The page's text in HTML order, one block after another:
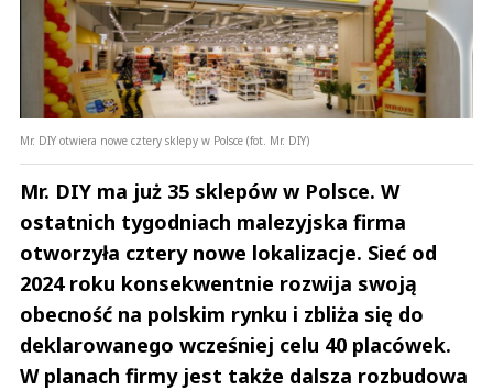
Mr. DIY otwiera nowe cztery sklepy w Polsce (fot. Mr. DIY)
Mr. DIY ma już 35 sklepów w Polsce. W
ostatnich tygodniach malezyjska firma
otworzyła cztery nowe lokalizacje. Sieć od
2024 roku konsekwentnie rozwija swoją
obecność na polskim rynku i zbliża się do
deklarowanego wcześniej celu 40 placówek.
W planach firmy jest także dalsza rozbudowa